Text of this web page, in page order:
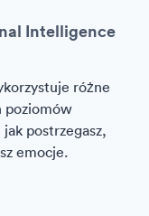
Intelligence
różne
poziomów
postrzegasz,
emocje.